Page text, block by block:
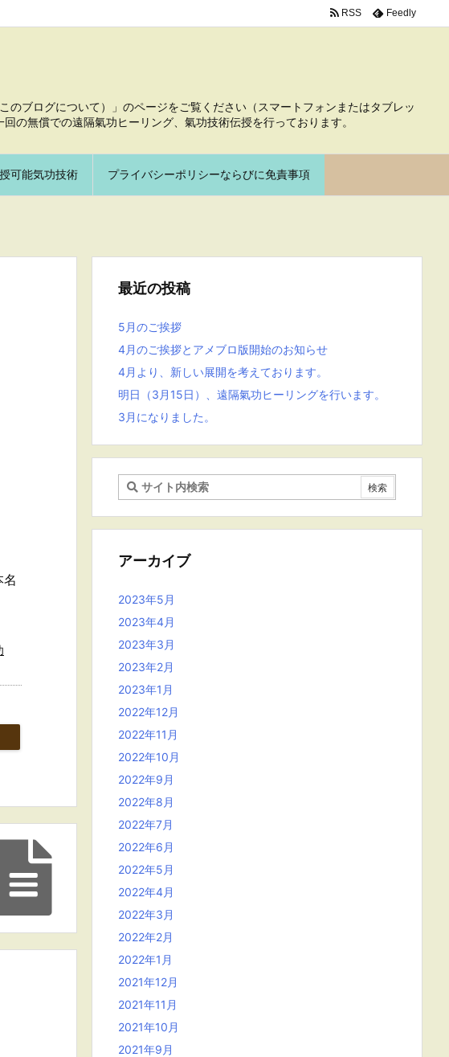
ブログについて）」のページをご覧ください（スマートフォンまたはタブレッ
の無償での遠隔氣功ヒーリング、氣功技術伝授を行っております。
可能気功技術 プライバシーポリシーならびに免責事項
RSS Feedly
最近の投稿
5月のご挨拶
4月のご挨拶とアメブロ版開始のお知らせ
4月より、新しい展開を考えております。
明日（3月15日）、遠隔氣功ヒーリングを行います。
3月になりました。
アーカイブ
2023年5月
2023年4月
2023年3月
2023年2月
2023年1月
2022年12月
2022年11月
2022年10月
2022年9月
2022年8月
2022年7月
2022年6月
2022年5月
2022年4月
2022年3月
2022年2月
2022年1月
2021年12月
2021年11月
2021年10月
2021年9月